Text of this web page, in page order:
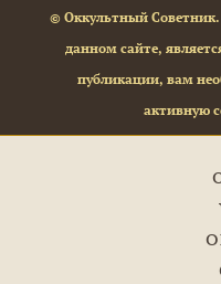
© Оккультный
данном сайте,
публикации, вам
активную